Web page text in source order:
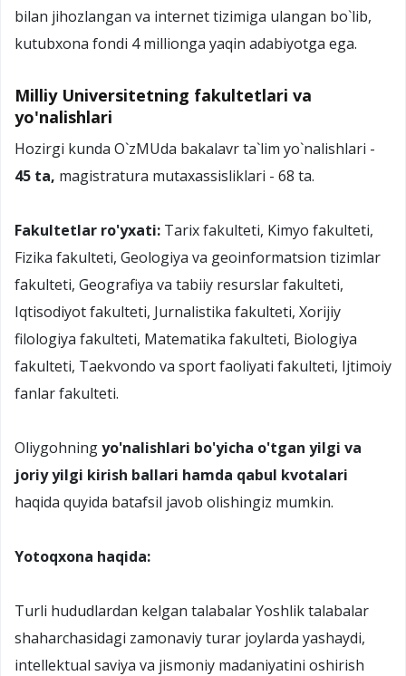
bilan jihozlangan va internet tizimiga ulangan bo`lib,
kutubxona fondi 4 millionga yaqin adabiyotga ega.
Milliy Universitetning fakultetlari va
yo'nalishlari
Hozirgi kunda O`zMUda bakalavr ta`lim yo`nalishlari -
45 ta, magistratura mutaxassisliklari - 68 ta.
Fakultetlar ro'yxati: Tarix fakulteti, Kimyo fakulteti,
Fizika fakulteti, Geologiya va geoinformatsion tizimlar
fakulteti, Geografiya va tabiiy resurslar fakulteti,
Iqtisodiyot fakulteti, Jurnalistika fakulteti, Xorijiy
filologiya fakulteti, Matematika fakulteti, Biologiya
fakulteti, Taekvondo va sport faoliyati fakulteti, Ijtimoiy
fanlar fakulteti.
Oliygohningyo'nalishlari bo'yicha o'tgan yilgi va
joriy yilgi kirish ballari hamda qabul kvotalari
haqida quyida batafsil javob olishingiz mumkin.
Yotoqxona haqida:
Turli hududlardan kelgan talabalar Yoshlik talabalar
shaharchasidagi zamonaviy turar joylarda yashaydi,
intellektual saviya va jismoniy madaniyatini oshirish